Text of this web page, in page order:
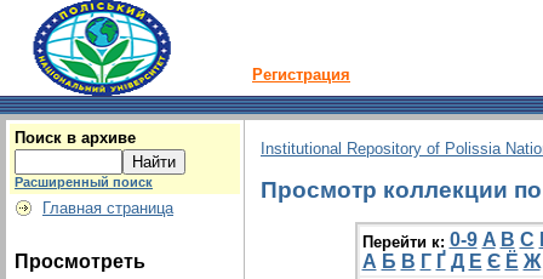
Регистрация
Поиск в архиве
Расширенный поиск
Главная страница
Просмотреть
Institutional Repository of Polissia
Просмотр коллекции
Перейти к: 0-9 A B C
А Б В Г Ґ Д Е Є Ё Ж